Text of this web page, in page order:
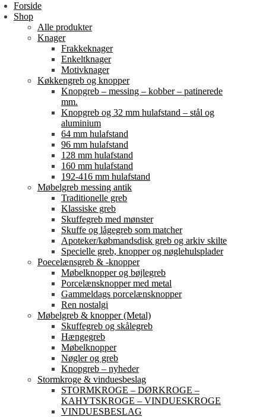
Forside
Shop
Alle produkter
Knager
Frakkeknager
Enkeltknager
Motivknager
Køkkengreb og knopper
Knopgreb – messing – kobber – patinerede
mm.
Knopgreb og 32 mm hulafstand – stål og
aluminium
64 mm hulafstand
96 mm hulafstand
128 mm hulafstand
160 mm hulafstand
192-416 mm hulafstand
Møbelgreb messing antik
Traditionelle greb
Klassiske greb
Skuffegreb med mønster
Skuffe og lågegreb som matcher
Apoteker/købmandsdisk greb og arkiv skilte
Specielle greb, knopper og nøglehulsplader
Poecelænsgreb & -knopper
Møbelknopper og bøjlegreb
Porcelænsknopper med metal
Gammeldags porcelænsknopper
Ren nostalgi
Møbelgreb & knopper (Metal)
Skuffegreb og skålegreb
Hængegreb
Møbelknopper
Nøgler og greb
Knopgreb – nyheder
Stormkroge & vinduesbeslag
STORMKROGE – DØRKROGE –
KAHYTSKROGE – VINDUESKROGE
VINDUESBESLAG